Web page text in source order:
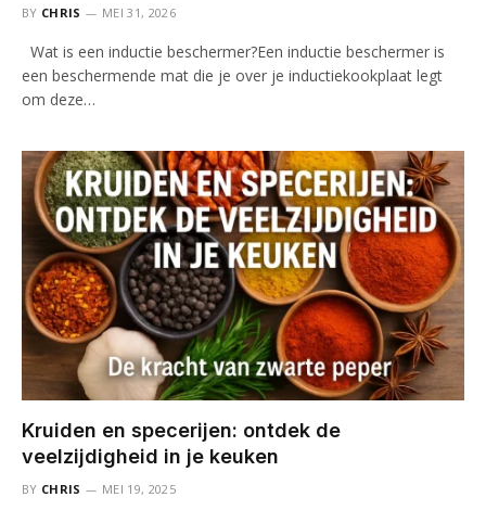
BY CHRIS MEI 31, 2026
Wat is een inductie beschermer?Een inductie beschermer is
een beschermende mat die je over je inductiekookplaat legt
om deze…
Kruiden en specerijen: ontdek de
veelzijdigheid in je keuken
BY CHRIS MEI 19, 2025